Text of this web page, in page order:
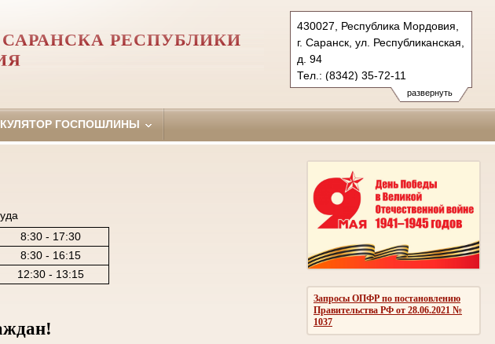
развернуть
430027, Республика Мордовия,
г. Саранск, ул. Республиканская,
д. 94
Тел.: (8342) 35-72-11
leninsky.mor@sudrf.ru
РЕСПУБЛИКИ
ГОСПОШЛИНЫ
Запросы ОПФР по постановлению
Правительства РФ от 28.06.2021 №
1037
8:30 - 17:30
8:30 - 16:15
12:30 - 13:15